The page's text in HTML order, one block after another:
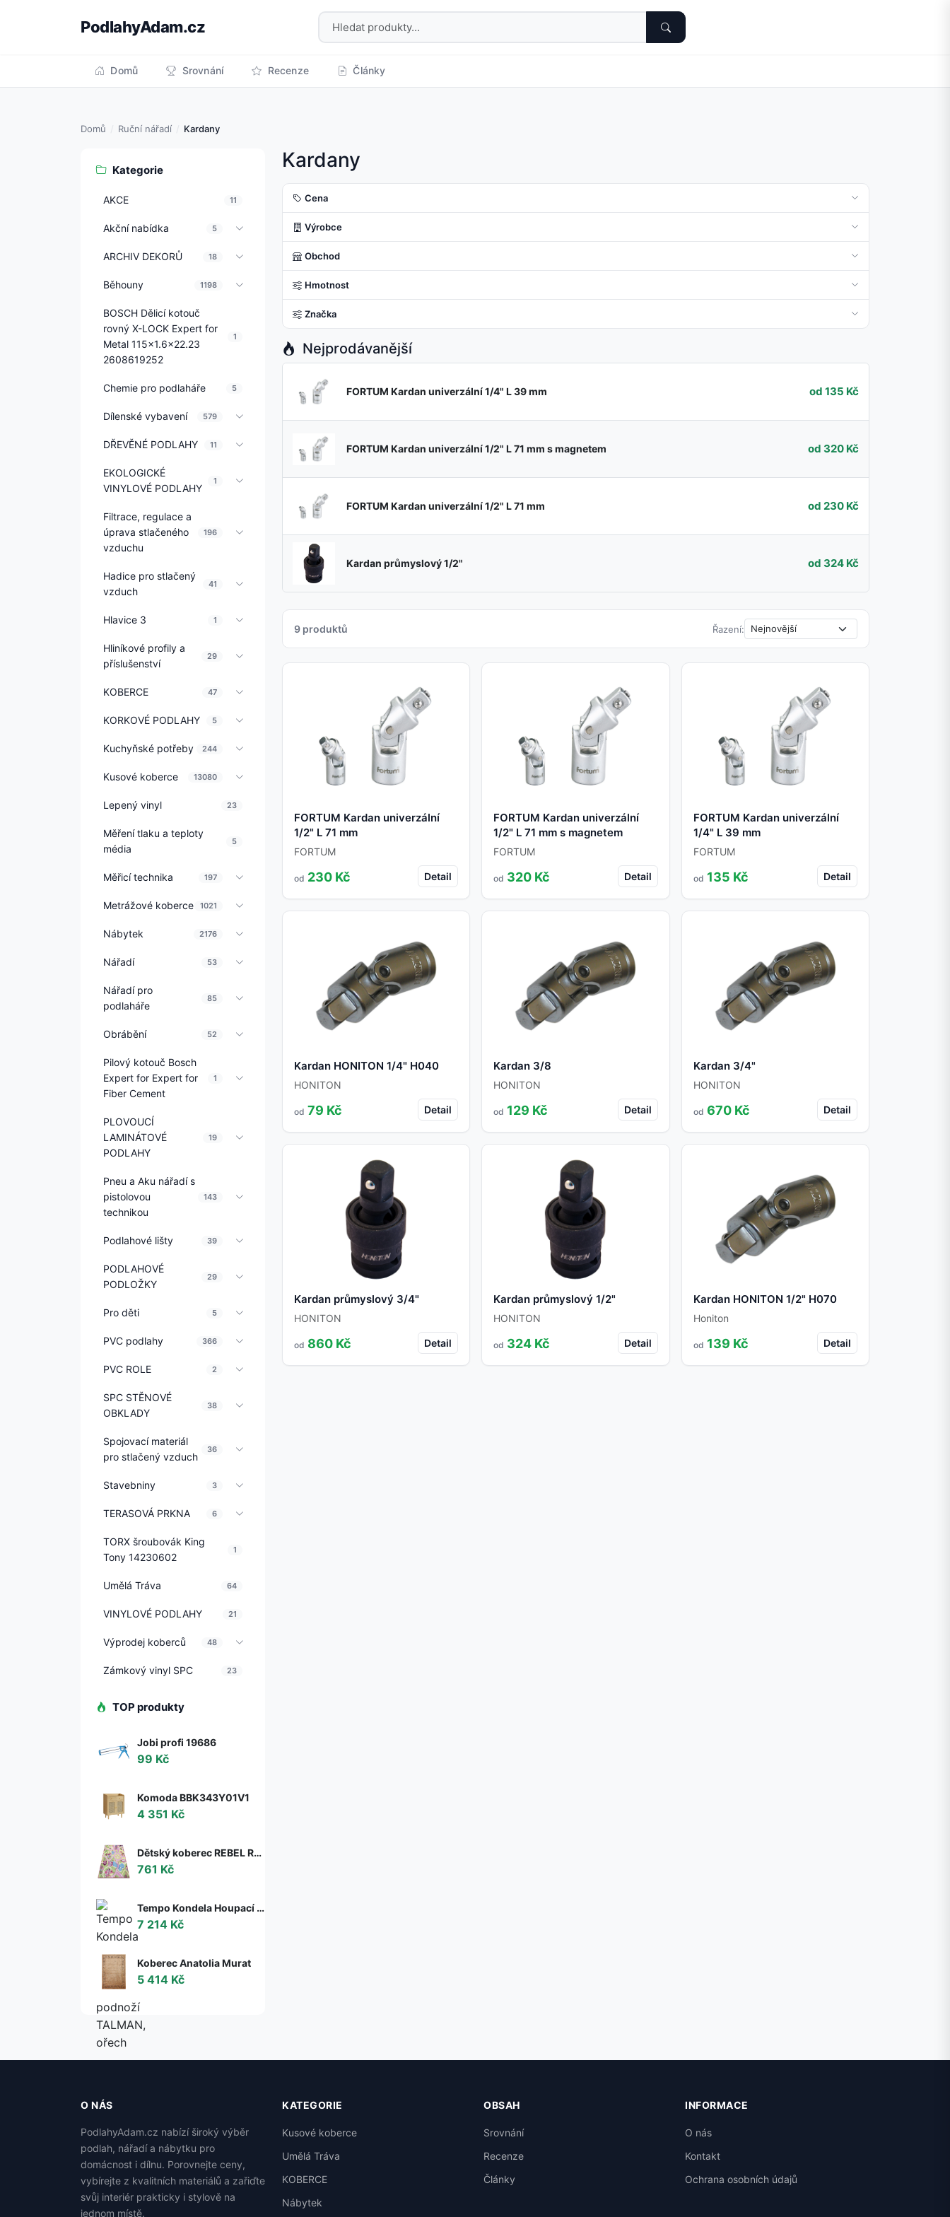
PodlahyAdam.cz
Domů Srovnání Recenze Články
Domů Ruční nářadí Kardany
Kardany
Cena
Výrobce
Obchod
Hmotnost
Značka
Nejprodávanější
FORTUM Kardan univerzální 1/4" L 39 mm od 135 Kč
FORTUM Kardan univerzální 1/2" L 71 mm s magnetem od 320 Kč
FORTUM Kardan univerzální 1/2" L 71 mm od 230 Kč
Kardan průmyslový 1/2" od 324 Kč
9 produktů Řazení:
FORTUM Kardan univerzální
1/2" L 71 mm
FORTUM
od 230 Kč Detail
FORTUM Kardan univerzální
1/2" L 71 mm s magnetem
FORTUM
od 320 Kč Detail
FORTUM Kardan univerzální
1/4" L 39 mm
FORTUM
od 135 Kč Detail
Kardan HONITON 1/4" H040
HONITON
od 79 Kč Detail
Kardan 3/8
HONITON
od 129 Kč Detail
Kardan 3/4"
HONITON
od 670 Kč Detail
Kardan průmyslový 3/4"
HONITON
od 860 Kč Detail
Kardan průmyslový 1/2"
HONITON
od 324 Kč Detail
Kardan HONITON 1/2" H070
Honiton
od 139 Kč Detail
Kategorie
AKCE 11
Akční nabídka 5
ARCHIV DEKORŮ 18
Běhouny 1198
BOSCH Dělicí kotouč
rovný X-LOCK Expert for
Metal 115x1.6x22.23
2608619252
1
Chemie pro podlaháře 5
Dílenské vybavení 579
DŘEVĚNÉ PODLAHY 11
EKOLOGICKÉ
VINYLOVÉ PODLAHY
1
Filtrace, regulace a
úprava stlačeného
vzduchu
196
Hadice pro stlačený
vzduch
41
Hlavice 3 1
Hliníkové profily a
příslušenství
29
KOBERCE 47
KORKOVÉ PODLAHY 5
Kuchyňské potřeby 244
Kusové koberce 13080
Lepený vinyl 23
Měření tlaku a teploty
média
5
Měřicí technika 197
Metrážové koberce 1021
Nábytek 2176
Nářadí 53
Nářadí pro
podlaháře
85
Obrábění 52
Pilový kotouč Bosch
Expert for Expert for
Fiber Cement
1
PLOVOUCÍ
LAMINÁTOVÉ
PODLAHY
19
Pneu a Aku nářadí s
pistolovou
technikou
143
Podlahové lišty 39
PODLAHOVÉ
PODLOŽKY
29
Pro děti 5
PVC podlahy 366
PVC ROLE 2
SPC STĚNOVÉ
OBKLADY
38
Spojovací materiál
pro stlačený vzduch
36
Stavebniny 3
TERASOVÁ PRKNA 6
TORX šroubovák King
Tony 14230602
1
Umělá Tráva 64
VINYLOVÉ PODLAHY 21
Výprodej koberců 48
Zámkový vinyl SPC 23
TOP produkty
Jobi profi 19686
99 Kč
Komoda BBK343Y01V1
4 351 Kč
Dětský koberec REBEL ROADS Sweet town 26 Cukrovinky, protiskluzový - růžový / zelený
761 Kč
Tempo Kondela Houpací křeslo s podnoží TALMAN, ořech
7 214 Kč
Koberec Anatolia Murat
5 414 Kč
O NÁS
PodlahyAdam.cz nabízí široký výběr
podlah, nářadí a nábytku pro
domácnost i dílnu. Porovnejte ceny,
vybírejte z kvalitních materiálů a zařiďte
svůj interiér prakticky i stylově na
jednom místě.
KATEGORIE
Kusové koberce
Umělá Tráva
KOBERCE
Nábytek
OBSAH
Srovnání
Recenze
Články
INFORMACE
O nás
Kontakt
Ochrana osobních údajů